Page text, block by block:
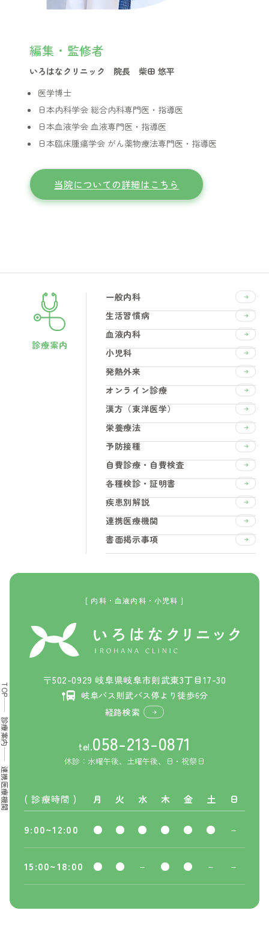
TOP
診療案内
連携医療機関
編集・監修者
いろはなクリニック 院長 柴田 悠平
医学博士
日本内科学会 総合内科専門医・指導医
日本血液学会 血液専門医・指導医
日本臨床腫瘍学会 がん薬物療法専門医・指導医
当院についての詳細はこちら
診療案内
一般内科
生活習慣病
血液内科
小児科
発熱外来
オンライン診療
漢方（東洋医学）
栄養療法
予防接種
自費診療・自費検査
各種検診・証明書
疾患別解説
連携医療機関
書面掲示事項
[ 内科・血液内科・小児科 ]
〒502-0929 岐阜県岐阜市則武東3丁目17-30
岐阜バス則武バス停より徒歩6分
経路検索
tel.058-213-0871
休診：水曜午後、土曜午後、日・祝祭日
( 診療時間 ) 月 火 水 木 金 土 日
9:00~12:00 ● ● ● ● ● ● －
15:00~18:00 ● ● － ● ● － －